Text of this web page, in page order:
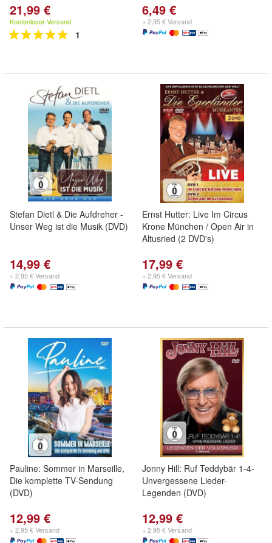
21,99 €
Kostenloser Versand
1
6,49 €
+ 2,95 € Versand
Stefan Dietl & Die Aufdreher -
Unser Weg ist die Musik (DVD)
14,99 €
+ 2,95 € Versand
Ernst Hutter: Live Im Circus
Krone München / Open Air in
Altusried (2 DVD's)
17,99 €
+ 2,95 € Versand
Pauline: Sommer in Marseille,
Die komplette TV-Sendung
(DVD)
12,99 €
+ 2,95 € Versand
Jonny Hill: Ruf Teddybär 1-4-
Unvergessene Lieder-
Legenden (DVD)
12,99 €
+ 2,95 € Versand